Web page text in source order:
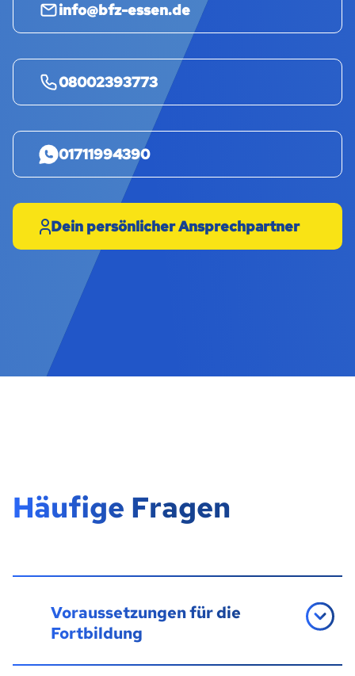
info@bfz-essen.de
08002393773
01711994390
Dein persönlicher Ansprechpartner
Häufige Fragen
Voraussetzungen für die
Fortbildung